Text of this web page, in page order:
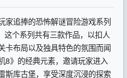
家追捧的恐怖解谜冒险游戏系列
个系列共有三款作品，以扣人
卡布局以及独具特色的氛围而闻
8》的经典元素，邀请玩家进入
斯库古堡，享受深度沉浸的探索